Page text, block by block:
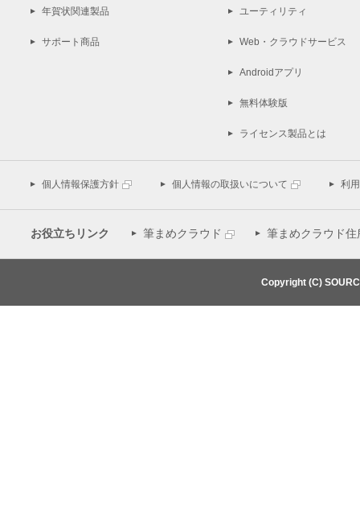
年賀状関連製品
サポート商品
ユーティリティ
Web・クラウドサービス
Androidアプリ
無料体験版
ライセンス製品とは
個人情報保護方針 個人情報の取扱いについて 利
お役立ちリンク 筆まめクラウド 筆まめクラウド住
Copyright (C)